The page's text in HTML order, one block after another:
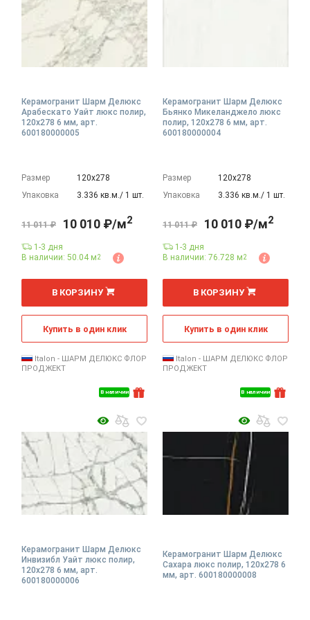
Керамогранит Шарм Делюкс
Арабескато Уайт люкс полир,
120x278 6 мм, арт.
600180000005
Размер
120х278
Упаковка
3.336 кв.м./ 1 шт.
В наличии
11 011 ₽ 10 010 ₽/м2
1-3 дня
В наличии: 50.04 м2
м
В КОРЗИНУ
Купить в один клик
Italon - ШАРМ ДЕЛЮКС ФЛОР
ПРОДЖЕКТ
Керамогранит Шарм Делюкс
Бьянко Микеланджело люкс
полир, 120x278 6 мм, арт.
600180000004
Размер
120х278
Упаковка
3.336 кв.м./ 1 шт.
В наличии
11 011 ₽ 10 010 ₽/м2
1-3 дня
В наличии: 76.728 м2
м
В КОРЗИНУ
Купить в один клик
Italon - ШАРМ ДЕЛЮКС ФЛОР
ПРОДЖЕКТ
Керамогранит Шарм Делюкс
Инвизибл Уайт люкс полир,
120x278 6 мм, арт.
600180000006
Керамогранит Шарм Делюкс
Сахара люкс полир, 120x278 6
мм, арт. 600180000008